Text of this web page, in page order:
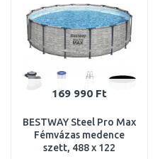
169 990 Ft
BESTWAY Steel Pro Max
Fémvázas medence
szett, 488 x 122